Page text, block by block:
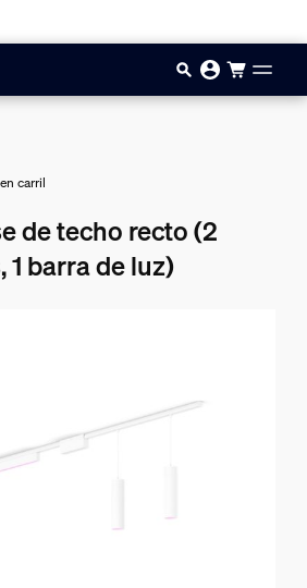
carril
de techo recto (2
barra de luz)